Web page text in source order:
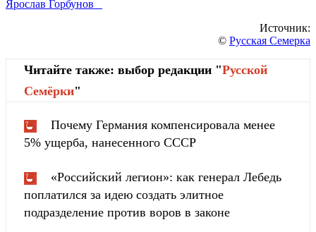
Ярослав Горбунов
Источник:
© Русская Семерка
Читайте также: выбор редакции "Русской
Cемёрки"
Почему Германия компенсировала менее
5% ущерба, нанесенного СССР
«Российский легион»: как генерал Лебедь
поплатился за идею создать элитное
подразделение против воров в законе